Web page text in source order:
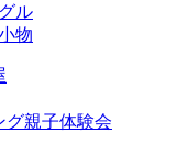
ル
物
グ親子体験会